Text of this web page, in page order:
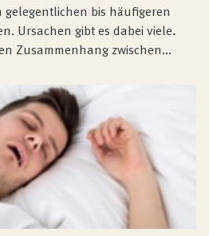
gelegentlichen bis häufigeren
Ursachen gibt es dabei viele.
Zusammenhang zwischen...